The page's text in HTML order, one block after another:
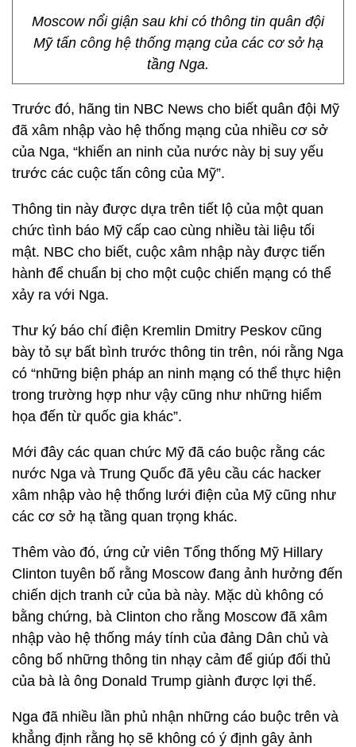
Moscow nổi giận sau khi có thông tin quân đội
Mỹ tấn công hệ thống mạng của các cơ sở hạ
tầng Nga.
Trước đó, hãng tin NBC News cho biết quân đội Mỹ
đã xâm nhập vào hệ thống mạng của nhiều cơ sở
của Nga, “khiến an ninh của nước này bị suy yếu
trước các cuộc tấn công của Mỹ”.
Thông tin này được dựa trên tiết lộ của một quan
chức tình báo Mỹ cấp cao cùng nhiều tài liệu tối
mật. NBC cho biết, cuộc xâm nhập này được tiến
hành để chuẩn bị cho một cuộc chiến mạng có thể
xảy ra với Nga.
Thư ký báo chí điện Kremlin Dmitry Peskov cũng
bày tỏ sự bất bình trước thông tin trên, nói rằng Nga
có “những biện pháp an ninh mạng có thể thực hiện
trong trường hợp như vậy cũng như những hiểm
họa đến từ quốc gia khác”.
Mới đây các quan chức Mỹ đã cáo buộc rằng các
nước Nga và Trung Quốc đã yêu cầu các hacker
xâm nhập vào hệ thống lưới điện của Mỹ cũng như
các cơ sở hạ tầng quan trọng khác.
Thêm vào đó, ứng cử viên Tổng thống Mỹ Hillary
Clinton tuyên bố rằng Moscow đang ảnh hưởng đến
chiến dịch tranh cử của bà này. Mặc dù không có
bằng chứng, bà Clinton cho rằng Moscow đã xâm
nhập vào hệ thống máy tính của đảng Dân chủ và
công bố những thông tin nhạy cảm để giúp đối thủ
của bà là ông Donald Trump giành được lợi thế.
Nga đã nhiều lần phủ nhận những cáo buộc trên và
khẳng định rằng họ sẽ không có ý định gây ảnh